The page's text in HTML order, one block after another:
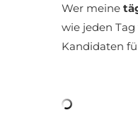
Wer meine
wie jeden
Kandidaten